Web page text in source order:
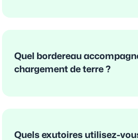
Quel bordereau
chargement de terre ?
Quels exutoires utilisez-